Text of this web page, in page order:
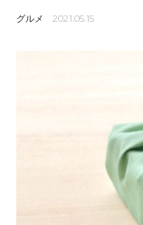
グルメ 2021.05.15